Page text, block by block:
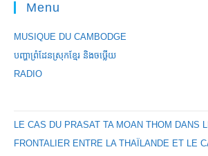
Menu
MUSIQUE DU CAMBODGE
បញ្ហាព្រំដែនស្រុកខ្មែរ និងចឞ្លើយ
RADIO
LE CAS DU PRASAT TA MOAN THOM DANS
FRONTALIER ENTRE LA THAÏLANDE ET LE